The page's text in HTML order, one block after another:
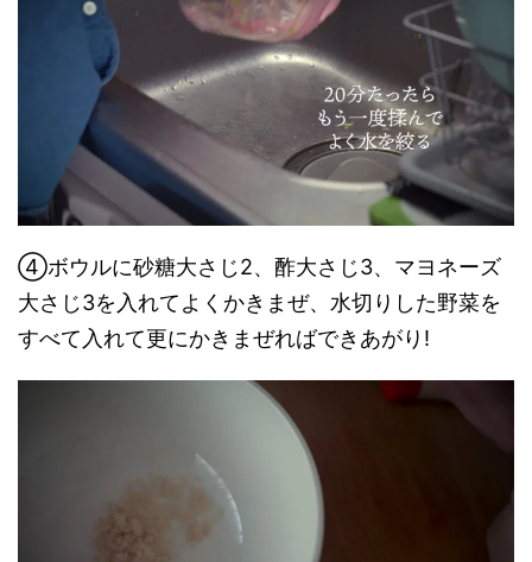
④ボウルに砂糖大さじ2、酢大さじ3、マヨネーズ
大さじ3を入れてよくかきまぜ、水切りした野菜を
すべて入れて更にかきまぜればできあがり!